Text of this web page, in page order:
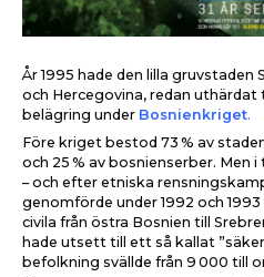
År 1995 hade den lilla gruvstaden
och Hercegovina, redan uthärdat
belägring under Bosnienkriget.
Före kriget bestod 73 % av
och 25 % av bosnienserber.
– och efter etniska
genomförde under 1992 och
civila från östra Bosnien till
hade utsett till ett så kallat
befolkning svällde från 9 000 till